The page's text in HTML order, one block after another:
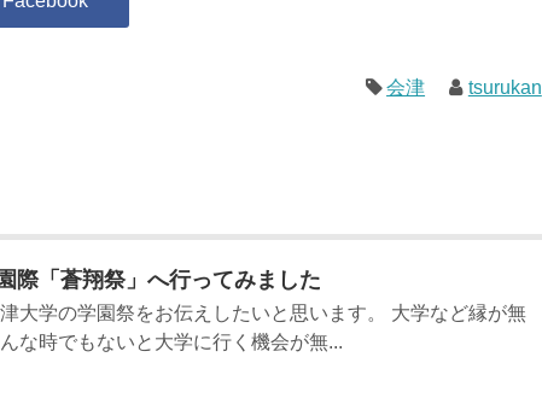
会津 tsurukan
際「蒼翔祭」へ行ってみました
大学の学園祭をお伝えしたいと思います。 大学など縁が無
な時でもないと大学に行く機会が無...